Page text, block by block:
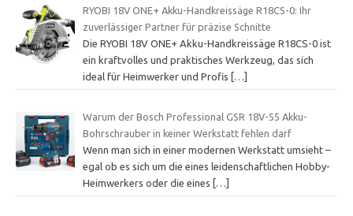
RYOBI 18V ONE+ Akku-Handkreissäge R18CS-0: Ihr
zuverlässiger Partner für präzise Schnitte
Die RYOBI 18V ONE+ Akku-Handkreissäge R18CS-0 ist
ein kraftvolles und praktisches Werkzeug, das sich
ideal für Heimwerker und Profis […]
Warum der Bosch Professional GSR 18V-55 Akku-
Bohrschrauber in keiner Werkstatt fehlen darf
Wenn man sich in einer modernen Werkstatt umsieht –
egal ob es sich um die eines leidenschaftlichen Hobby-
Heimwerkers oder die eines
[…]